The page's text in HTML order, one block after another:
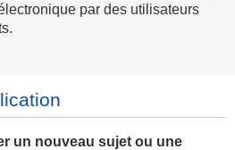
par des utilisateurs
un nouveau sujet ou une